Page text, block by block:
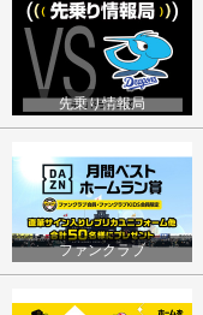
先乗り情報局
ファンクラブ